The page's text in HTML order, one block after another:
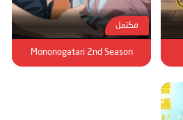
مكتمل
Mononogatari 2nd Season